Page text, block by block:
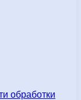
обработки